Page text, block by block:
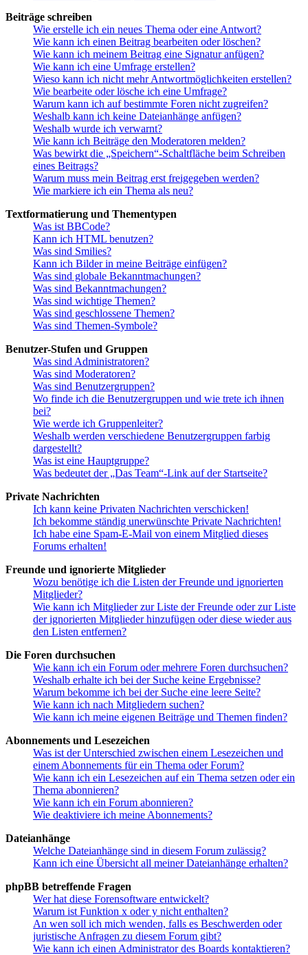
Beiträge schreiben
Wie erstelle ich ein neues Thema oder eine Antwort?
Wie kann ich einen Beitrag bearbeiten oder löschen?
Wie kann ich meinem Beitrag eine Signatur anfügen?
Wie kann ich eine Umfrage erstellen?
Wieso kann ich nicht mehr Antwortmöglichkeiten erstellen?
Wie bearbeite oder lösche ich eine Umfrage?
Warum kann ich auf bestimmte Foren nicht zugreifen?
Weshalb kann ich keine Dateianhänge anfügen?
Weshalb wurde ich verwarnt?
Wie kann ich Beiträge den Moderatoren melden?
Was bewirkt die „Speichern“-Schaltfläche beim Schreiben
eines Beitrags?
Warum muss mein Beitrag erst freigegeben werden?
Wie markiere ich ein Thema als neu?
Textformatierung und Thementypen
Was ist BBCode?
Kann ich HTML benutzen?
Was sind Smilies?
Kann ich Bilder in meine Beiträge einfügen?
Was sind globale Bekanntmachungen?
Was sind Bekanntmachungen?
Was sind wichtige Themen?
Was sind geschlossene Themen?
Was sind Themen-Symbole?
Benutzer-Stufen und Gruppen
Was sind Administratoren?
Was sind Moderatoren?
Was sind Benutzergruppen?
Wo finde ich die Benutzergruppen und wie trete ich ihnen
bei?
Wie werde ich Gruppenleiter?
Weshalb werden verschiedene Benutzergruppen farbig
dargestellt?
Was ist eine Hauptgruppe?
Was bedeutet der „Das Team“-Link auf der Startseite?
Private Nachrichten
Ich kann keine Privaten Nachrichten verschicken!
Ich bekomme ständig unerwünschte Private Nachrichten!
Ich habe eine Spam-E-Mail von einem Mitglied dieses
Forums erhalten!
Freunde und ignorierte Mitglieder
Wozu benötige ich die Listen der Freunde und ignorierten
Mitglieder?
Wie kann ich Mitglieder zur Liste der Freunde oder zur Liste
der ignorierten Mitglieder hinzufügen oder diese wieder aus
den Listen entfernen?
Die Foren durchsuchen
Wie kann ich ein Forum oder mehrere Foren durchsuchen?
Weshalb erhalte ich bei der Suche keine Ergebnisse?
Warum bekomme ich bei der Suche eine leere Seite?
Wie kann ich nach Mitgliedern suchen?
Wie kann ich meine eigenen Beiträge und Themen finden?
Abonnements und Lesezeichen
Was ist der Unterschied zwischen einem Lesezeichen und
einem Abonnements für ein Thema oder Forum?
Wie kann ich ein Lesezeichen auf ein Thema setzen oder ein
Thema abonnieren?
Wie kann ich ein Forum abonnieren?
Wie deaktiviere ich meine Abonnements?
Dateianhänge
Welche Dateianhänge sind in diesem Forum zulässig?
Kann ich eine Übersicht all meiner Dateianhänge erhalten?
phpBB betreffende Fragen
Wer hat diese Forensoftware entwickelt?
Warum ist Funktion x oder y nicht enthalten?
An wen soll ich mich wenden, falls es Beschwerden oder
juristische Anfragen zu diesem Forum gibt?
Wie kann ich einen Administrator des Boards kontaktieren?